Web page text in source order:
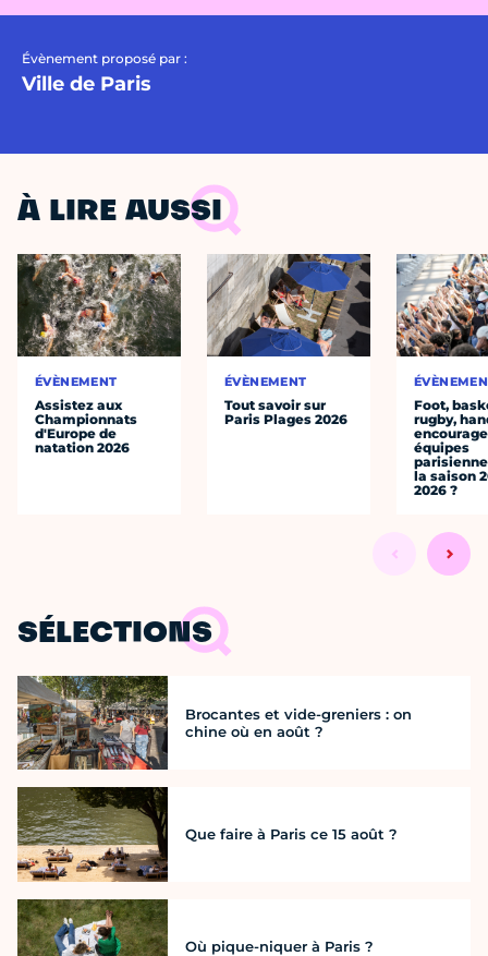
Évènement proposé par :
Ville de Paris
À LIRE AUSSI
ÉVÈNEMENT
Assistez aux
Championnats
d'Europe de
natation 2026
ÉVÈNEMENT
Tout savoir sur
Paris Plages 2026
Foot,
rugby,
équipes
la saison
2026 ?
SÉLECTIONS
Brocantes et vide-greniers : on
chine où en août ?
Que faire à Paris ce 15 août ?
Où pique-niquer à Paris ?